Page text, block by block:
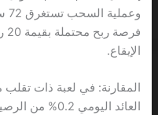
الإيقاع.
العائد اليومي